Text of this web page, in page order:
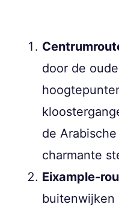
door de
de
charmante
Eixample-
buitenwijken